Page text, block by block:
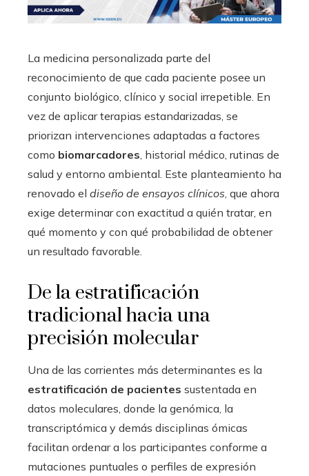
La medicina personalizada parte del
reconocimiento de que cada paciente posee un
conjunto biológico, clínico y social irrepetible. En
vez de aplicar terapias estandarizadas, se
priorizan intervenciones adaptadas a factores
como biomarcadores, historial médico, rutinas de
salud y entorno ambiental. Este planteamiento ha
renovado el diseño de ensayos clínicos, que ahora
exige determinar con exactitud a quién tratar, en
qué momento y con qué probabilidad de obtener
un resultado favorable.
De la estratificación
tradicional hacia una
precisión molecular
Una de las corrientes más determinantes es la
estratificación de pacientes sustentada en
datos moleculares, donde la genómica, la
transcriptómica y demás disciplinas ómicas
facilitan ordenar a los participantes conforme a
mutaciones puntuales o perfiles de expresión